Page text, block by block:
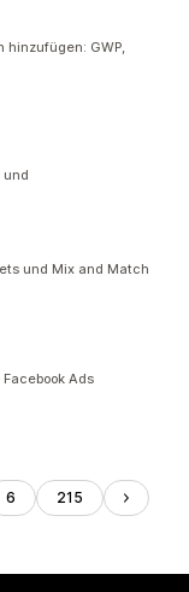
hinzufügen: GWP,
und
und Mix and Match
Ads
6 215